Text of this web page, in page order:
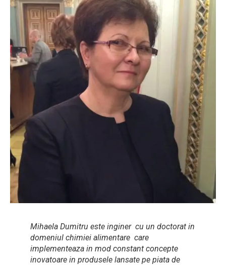
Mihaela Dumitru este inginer cu un doctorat in
domeniul chimiei alimentare care
implementeaza in mod constant concepte
inovatoare in produsele lansate pe piata de